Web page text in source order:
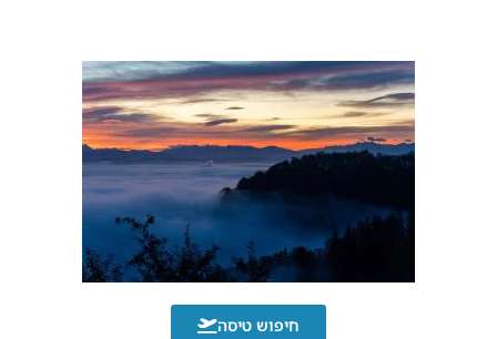
חיפוש טיסה